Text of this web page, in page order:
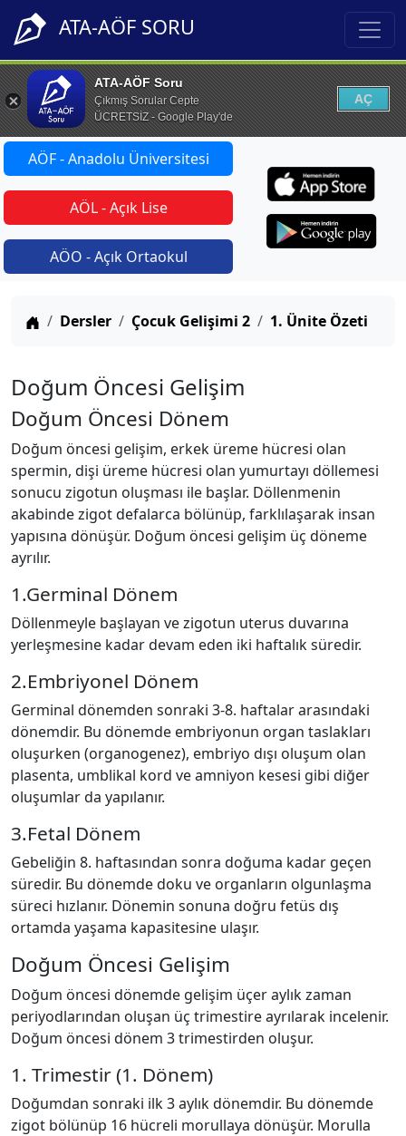
ATA-AÖF SORU
ATA-AÖF Soru
Çıkmış Sorular Cepte
ÜCRETSİZ - Google Play'de
AÇ
AÖF - Anadolu Üniversitesi
AÖL - Açık Lise
AÖO - Açık Ortaokul
Anasayfa
Dersler Çocuk Gelişimi 2 1. Ünite Özeti
Doğum Öncesi Gelişim
Doğum Öncesi Dönem
Doğum öncesi gelişim, erkek üreme hücresi olan
spermin, dişi üreme hücresi olan yumurtayı döllemesi
sonucu zigotun oluşması ile başlar. Döllenmenin
akabinde zigot defalarca bölünüp, farklılaşarak insan
yapısına dönüşür. Doğum öncesi gelişim üç döneme
ayrılır.
1.Germinal Dönem
Döllenmeyle başlayan ve zigotun uterus duvarına
yerleşmesine kadar devam eden iki haftalık süredir.
2.Embriyonel Dönem
Germinal dönemden sonraki 3-8. haftalar arasındaki
dönemdir. Bu dönemde embriyonun organ taslakları
oluşurken (organogenez), embriyo dışı oluşum olan
plasenta, umblikal kord ve amniyon kesesi gibi diğer
oluşumlar da yapılanır.
3.Fetal Dönem
Gebeliğin 8. haftasından sonra doğuma kadar geçen
süredir. Bu dönemde doku ve organların olgunlaşma
süreci hızlanır. Dönemin sonuna doğru fetüs dış
ortamda yaşama kapasitesine ulaşır.
Doğum Öncesi Gelişim
Doğum öncesi dönemde gelişim üçer aylık zaman
periyodlarından oluşan üç trimestire ayrılarak incelenir.
Doğum öncesi dönem 3 trimestirden oluşur.
1. Trimestir (1. Dönem)
Doğumdan sonraki ilk 3 aylık dönemdir. Bu dönemde
zigot bölünüp 16 hücreli morullaya dönüşür. Morulla